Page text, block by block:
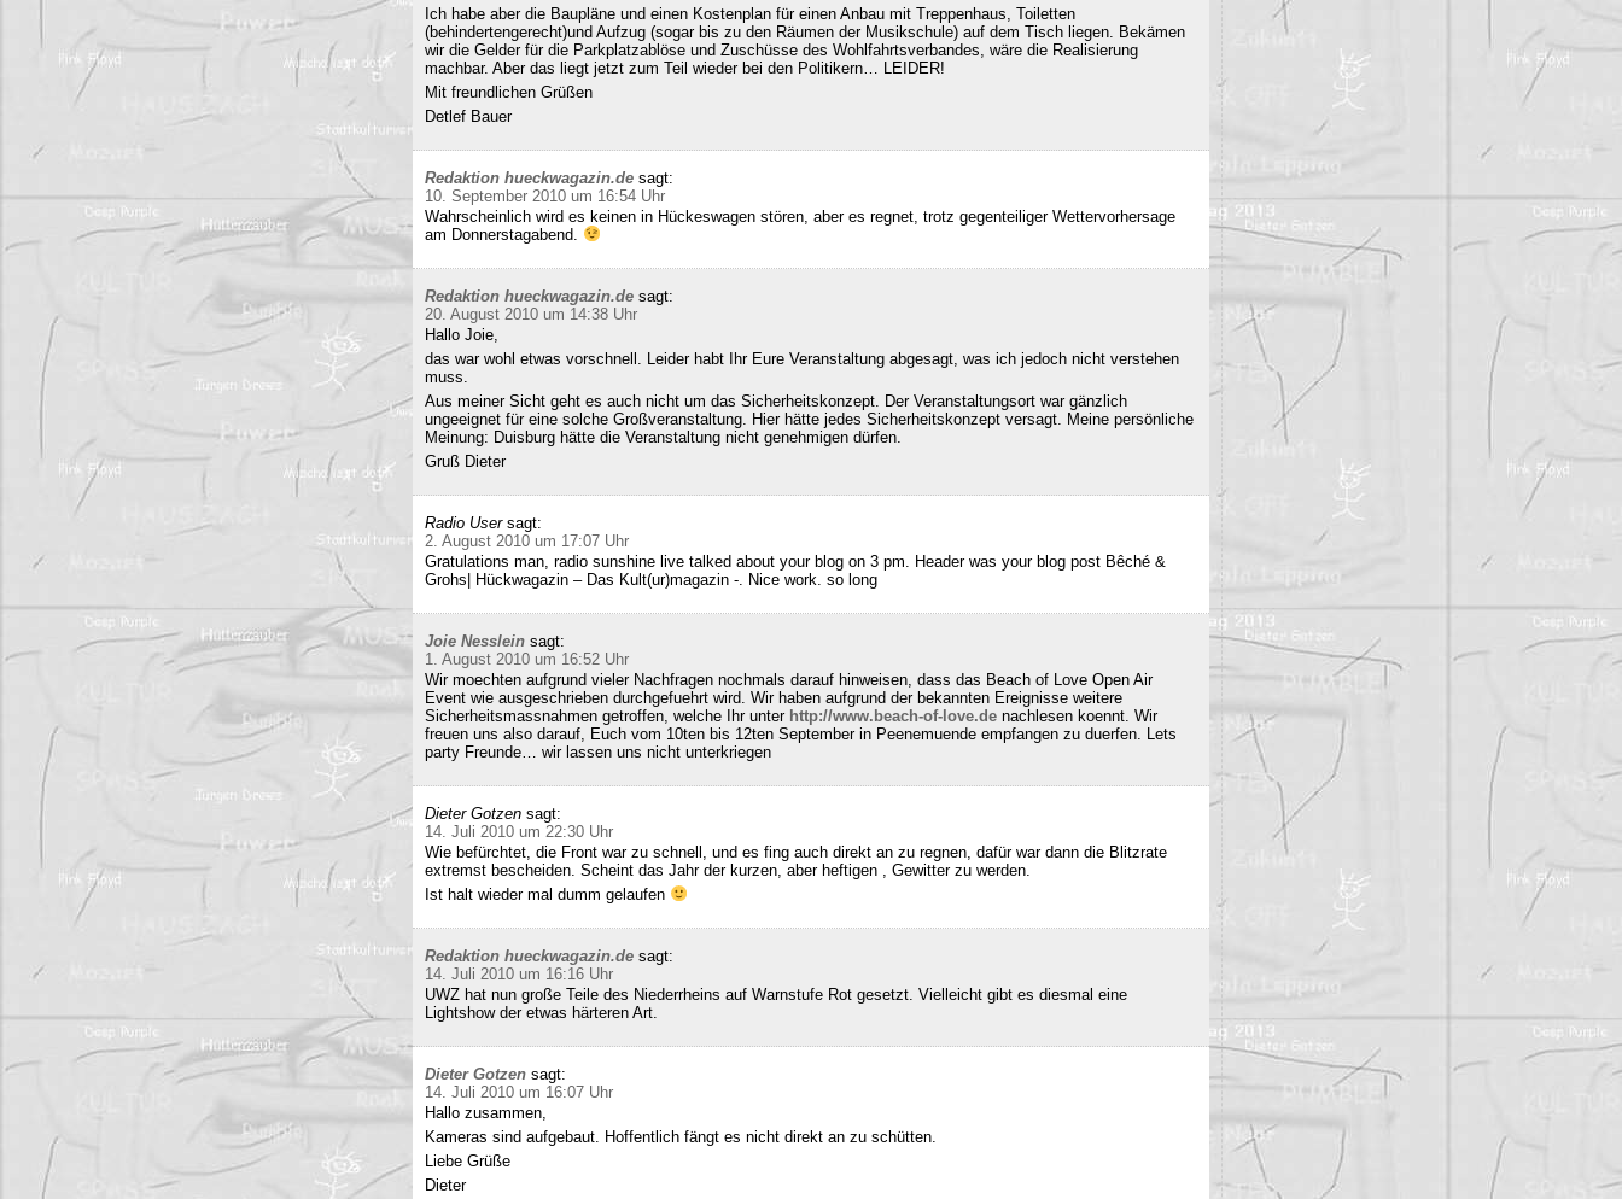
Ich habe aber die Baupläne und einen Kostenplan für einen Anbau mit Treppenhaus, Toiletten
(behindertengerecht)und Aufzug (sogar bis zu den Räumen der Musikschule) auf dem Tisch liegen. Bekämen
wir die Gelder für die Parkplatzablöse und Zuschüsse des Wohlfahrtsverbandes, wäre die Realisierung
machbar. Aber das liegt jetzt zum Teil wieder bei den Politikern… LEIDER!
Mit freundlichen Grüßen
Detlef Bauer
Redaktion hueckwagazin.de sagt:
10. September 2010 um 16:54 Uhr
Wahrscheinlich wird es keinen in Hückeswagen stören, aber es regnet, trotz gegenteiliger Wettervorhersage
am Donnerstagabend.
Redaktion hueckwagazin.de sagt:
20. August 2010 um 14:38 Uhr
Hallo Joie,
das war wohl etwas vorschnell. Leider habt Ihr Eure Veranstaltung abgesagt, was ich jedoch nicht verstehen
muss.
Aus meiner Sicht geht es auch nicht um das Sicherheitskonzept. Der Veranstaltungsort war gänzlich
ungeeignet für eine solche Großveranstaltung. Hier hätte jedes Sicherheitskonzept versagt. Meine persönliche
Meinung: Duisburg hätte die Veranstaltung nicht genehmigen dürfen.
Gruß Dieter
Radio User sagt:
2. August 2010 um 17:07 Uhr
Gratulations man, radio sunshine live talked about your blog on 3 pm. Header was your blog post Bêché &
Grohs| Hückwagazin – Das Kult(ur)magazin -. Nice work. so long
Joie Nesslein sagt:
1. August 2010 um 16:52 Uhr
Wir moechten aufgrund vieler Nachfragen nochmals darauf hinweisen, dass das Beach of Love Open Air
Event wie ausgeschrieben durchgefuehrt wird. Wir haben aufgrund der bekannten Ereignisse weitere
Sicherheitsmassnahmen getroffen, welche Ihr unter http://www.beach-of-love.de nachlesen koennt. Wir
freuen uns also darauf, Euch vom 10ten bis 12ten September in Peenemuende empfangen zu duerfen. Lets
party Freunde… wir lassen uns nicht unterkriegen
Dieter Gotzen sagt:
14. Juli 2010 um 22:30 Uhr
Wie befürchtet, die Front war zu schnell, und es fing auch direkt an zu regnen, dafür war dann die Blitzrate
extremst bescheiden. Scheint das Jahr der kurzen, aber heftigen , Gewitter zu werden.
Ist halt wieder mal dumm gelaufen
Redaktion hueckwagazin.de sagt:
14. Juli 2010 um 16:16 Uhr
UWZ hat nun große Teile des Niederrheins auf Warnstufe Rot gesetzt. Vielleicht gibt es diesmal eine
Lightshow der etwas härteren Art.
Dieter Gotzen sagt:
14. Juli 2010 um 16:07 Uhr
Hallo zusammen,
Kameras sind aufgebaut. Hoffentlich fängt es nicht direkt an zu schütten.
Liebe Grüße
Dieter